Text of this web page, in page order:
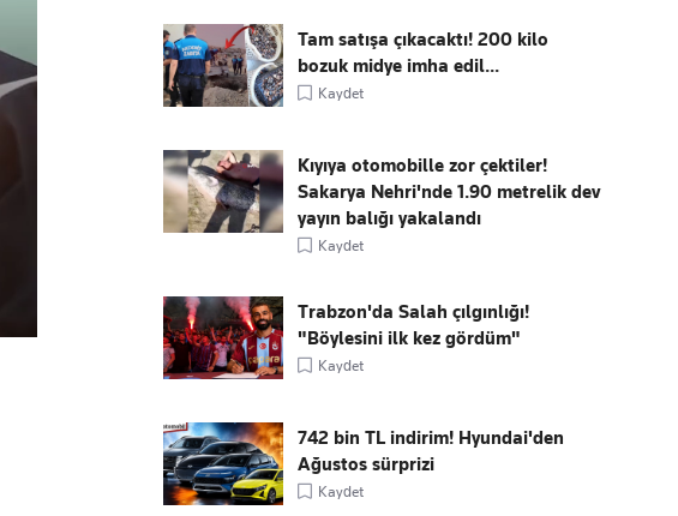
Tam satışa çıkacaktı! 200 kilo
bozuk midye imha edil...
Kaydet
Kıyıya otomobille zor çektiler!
Sakarya Nehri'nde 1.90 metrelik dev
yayın balığı yakalandı
Kaydet
Trabzon'da Salah çılgınlığı!
"Böylesini ilk kez gördüm"
Kaydet
742 bin TL indirim! Hyundai'den
Ağustos sürprizi
Kaydet